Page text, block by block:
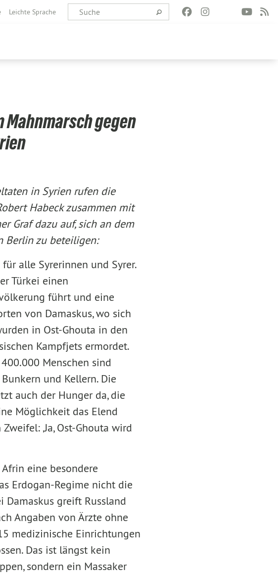
Leichte Sprache
Mahnmarsch gegen
in Syrien rufen die
Habeck zusammen mit
Graf dazu auf, sich an dem
Berlin zu beteiligen:
alle Syrerinnen und Syrer.
Türkei einen
führt und eine
von Damaskus, wo sich
in Ost-Ghouta in den
Kampfjets ermordet.
Menschen sind
und Kellern. Die
auch der Hunger da, die
Möglichkeit das Elend
‚Ja, Ost-Ghouta wird
eine besondere
Erdogan-Regime nicht die
Damaskus greift Russland
Angaben von Ärzte ohne
medizinische Einrichtungen
Das ist längst kein
sondern ein Massaker